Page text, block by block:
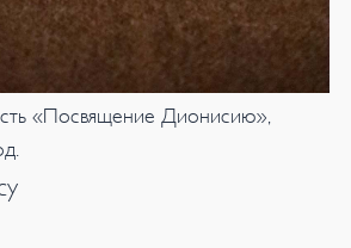
«Посвящение Дионисию»,